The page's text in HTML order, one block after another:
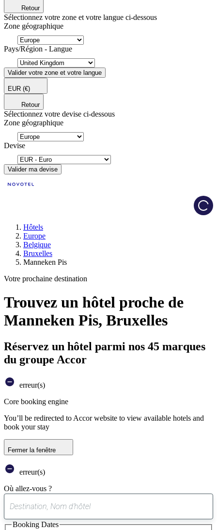
Retour
Sélectionnez votre zone et votre langue ci-dessous
Zone géographique
Pays/Région - Langue
Valider votre zone et votre langue
EUR (€)
Retour
Sélectionnez votre devise ci-dessous
Zone géographique
Devise
Valider ma devise
Hôtels
Europe
Belgique
Bruxelles
Manneken Pis
Votre prochaine destination
Trouvez un hôtel proche de
Manneken Pis, Bruxelles
Réservez un hôtel parmi nos 45 marques
du groupe Accor
erreur(s)
Core booking engine
You’ll be redirected to Accor website to view available hotels and
book your stay
Fermer la fenêtre
erreur(s)
Où allez-vous ?
suggestion
trouvée
Booking Dates